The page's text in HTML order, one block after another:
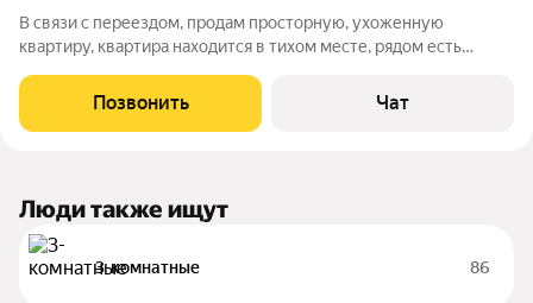
В связи с переездом, продам просторную, ухоженную
квартиру, квартира находится в тихом месте, рядом есть
Солнечная сторона. Хорошие соседи. частично остается
мебель. Трехкомнатная квартира по цене
Позвонить Чат
Люди также ищут
3-комнатные 86